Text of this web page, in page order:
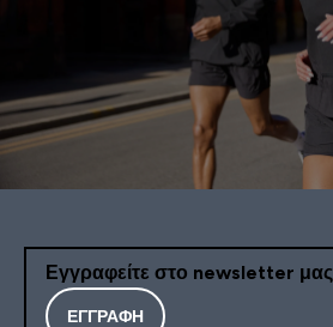
Εγγραφείτε στο newsletter μας
ΕΓΓΡΑΦΉ